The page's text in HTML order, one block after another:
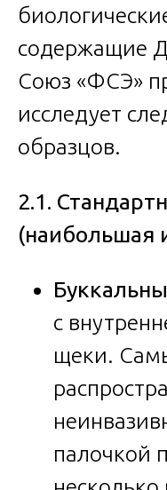
содержащие
Союз «ФСЭ»
исследует
образцов.
2.1.
(наибольшая
с
щеки.
палочкой